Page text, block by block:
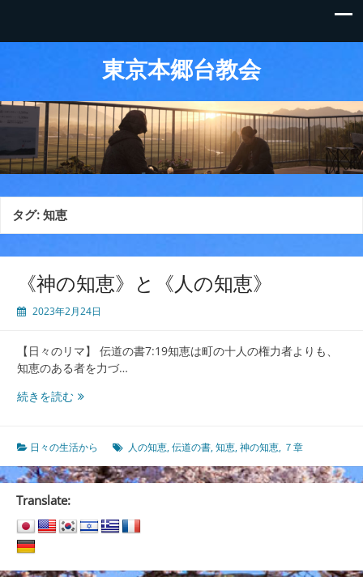
東京本郷台教会
タグ:知恵
《神の知恵》と《人の知恵》
2023年2月24日
【日々のリマ】 伝道の書7:19知恵は町の十人の権力者よりも、
知恵のある者を力づ…
続きを読む《神
恵》
と
《人
恵》
日々の生活から 人の知恵,伝道の書,知恵,神の知恵, ７章
Translate: